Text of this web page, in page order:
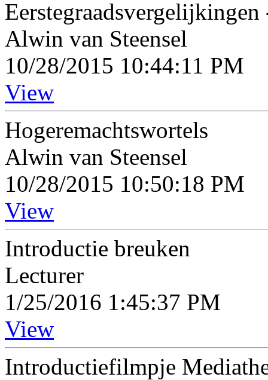
Alwin van Steensel
10/28/2015 10:44:11 PM
View
Hogeremachtswortels
Alwin van Steensel
10/28/2015 10:50:18 PM
View
Introductie breuken
Lecturer
1/25/2016 1:45:37 PM
View
Introductiefilmpje